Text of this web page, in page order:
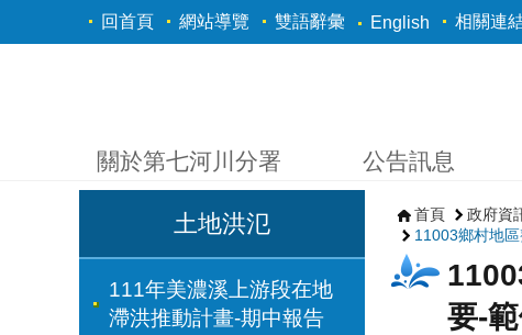
跳到主要內容區塊
回首頁 網站導覽 雙語辭彙 English 相關連
關於第七河川分署 公告訊息
土地洪氾
111年美濃溪上游段在地
滯洪推動計畫-期中報告
首頁 政府資
11003鄉村地
要-